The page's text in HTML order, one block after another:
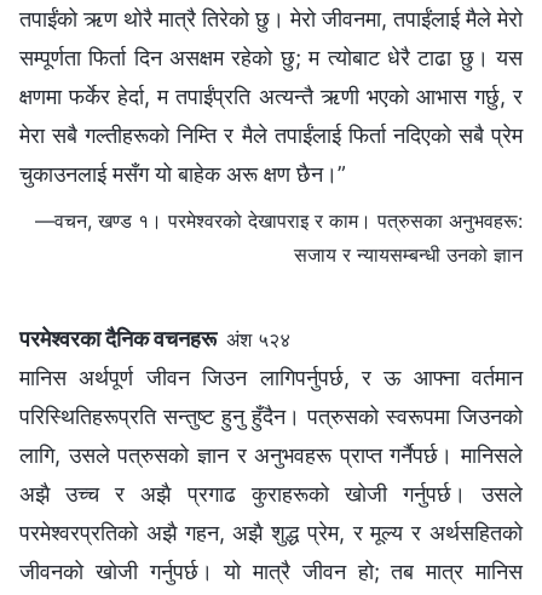
तपाईंको ऋण थोरै मात्रै तिरेको छु। मेरो जीवनमा, तपाईंलाई मैले मेरो
सम्पूर्णता फिर्ता दिन असक्षम रहेको छु; म त्योबाट धेरै टाढा छु। यस
क्षणमा फर्केर हेर्दा, म तपाईंप्रति अत्यन्तै ऋणी भएको आभास गर्छु, र
मेरा सबै गल्तीहरूको निम्ति र मैले तपाईंलाई फिर्ता नदिएको सबै प्रेम
चुकाउनलाई मसँग यो बाहेक अरू क्षण छैन।”
—वचन, खण्ड १। परमेश्‍वरको देखापराइ र काम। पत्रुसका अनुभवहरू:
सजाय र न्यायसम्‍बन्धी उनको ज्ञान
परमेश्‍वरका दैनिक वचनहरू अंश ५२४
मानिस अर्थपूर्ण जीवन जिउन लागिपर्नुपर्छ, र ऊ आफ्‍ना वर्तमान
परिस्‍थितिहरूप्रति सन्तुष्ट हुनु हुँदैन। पत्रुसको स्वरूपमा जिउनको
लागि, उसले पत्रुसको ज्ञान र अनुभवहरू प्राप्त गर्नैपर्छ। मानिसले
अझै उच्‍च र अझै प्रगाढ कुराहरूको खोजी गर्नुपर्छ। उसले
परमेश्‍वरप्रतिको अझै गहन, अझै शुद्ध प्रेम, र मूल्य र अर्थसहितको
जीवनको खोजी गर्नुपर्छ। यो मात्रै जीवन हो; तब मात्र मानिस